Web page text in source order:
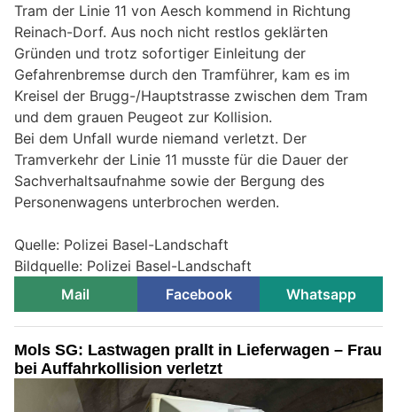
Tram der Linie 11 von Aesch kommend in Richtung
Reinach-Dorf. Aus noch nicht restlos geklärten
Gründen und trotz sofortiger Einleitung der
Gefahrenbremse durch den Tramführer, kam es im
Kreisel der Brugg-/Hauptstrasse zwischen dem Tram
und dem grauen Peugeot zur Kollision.
Bei dem Unfall wurde niemand verletzt. Der
Tramverkehr der Linie 11 musste für die Dauer der
Sachverhaltsaufnahme sowie der Bergung des
Personenwagens unterbrochen werden.
Quelle: Polizei Basel-Landschaft
Bildquelle: Polizei Basel-Landschaft
Mail
Facebook Whatsapp
Mols SG: Lastwagen prallt in Lieferwagen – Frau
bei Auffahrkollision verletzt